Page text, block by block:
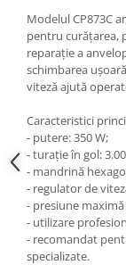
Modelul CP873C
pentru curățarea,
reparație a
schimbarea
viteză ajută
Caracteristici
- putere: 350 W;
- turație în gol:
- mandrină
- regulator de
- presiune
- utilizare
- recomandat
specializate.